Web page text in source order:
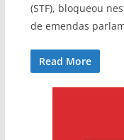
(STF), bloqueou
de emendas
Read More